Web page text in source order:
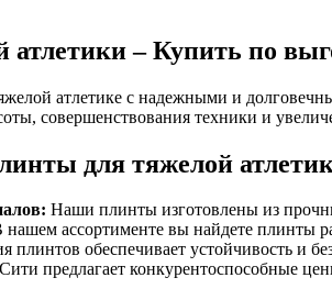
– Купить по
атлетике с надежными и
совершенствования техники и
для тяжелой
Наши плинты изготовлены из
нашем ассортименте вы найдете плинты
плинтов обеспечивает устойчивость и
предлагает конкурентоспособные